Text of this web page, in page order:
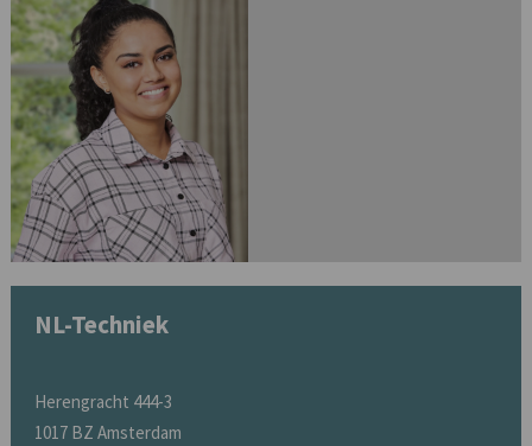
NL-Techniek
Herengracht 444-3
1017 BZ Amsterdam